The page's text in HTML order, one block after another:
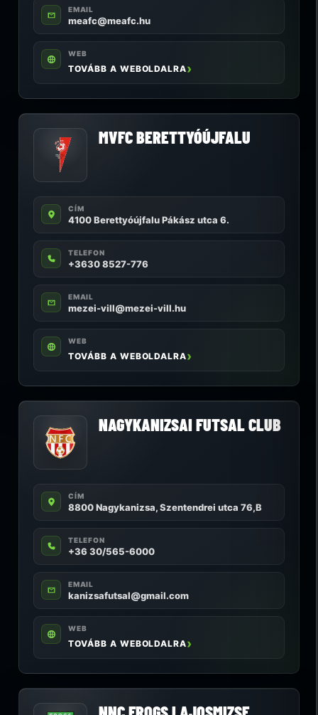
EMAIL
meafc@meafc.hu
WEB
TOVÁBB A WEBOLDALRA
MVFC BERETTYÓÚJFALU
CÍM
4100 Berettyóújfalu Pákász utca 6.
TELEFON
+3630 8527-776
EMAIL
mezei-vill@mezei-vill.hu
WEB
TOVÁBB A WEBOLDALRA
NAGYKANIZSAI FUTSAL CLUB
CÍM
8800 Nagykanizsa, Szentendrei utca 76,B
TELEFON
+36 30/565-6000
EMAIL
kanizsafutsal@gmail.com
WEB
TOVÁBB A WEBOLDALRA